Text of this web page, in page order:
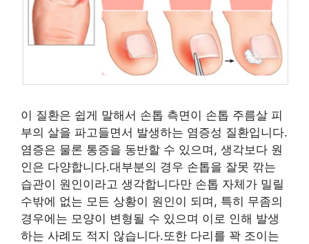
이 질환은 쉽게 말해서 손톱 측면이 손톱 주름살 피
부의 살을 파고들면서 발생하는 염증성 질환입니다.
염증은 물론 통증을 동반할 수 있으며, 생각보다 원
인은 다양합니다.대부분의 경우 손톱을 잘못 깎는
습관이 원인이라고 생각합니다만 손톱 자체가 밀릴
수밖에 없는 모든 상황이 원인이 되며, 특히 무좀의
경우에는 모양이 변형될 수 있으며 이로 인해 발생
하는 사례도 적지 않습니다.또한 다리를 꽉 조이는